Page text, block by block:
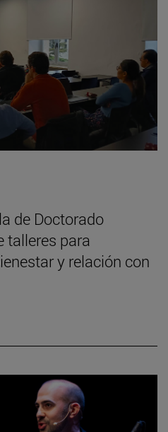
de Doctorado
talleres para
y relación con